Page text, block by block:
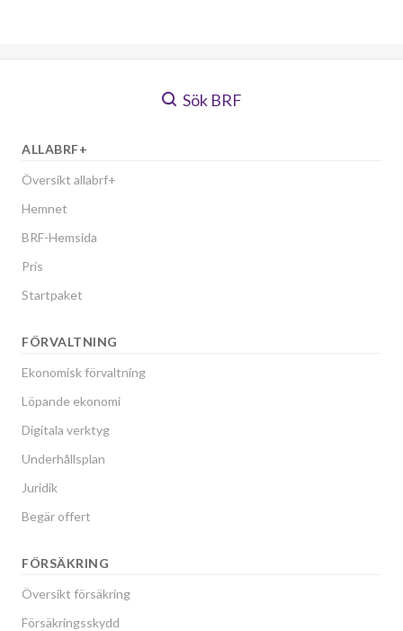
Sök BRF
ALLABRF+
Översikt allabrf+
Hemnet
BRF-Hemsida
Pris
Startpaket
FÖRVALTNING
Ekonomisk förvaltning
Löpande ekonomi
Digitala verktyg
Underhållsplan
Juridik
Begär offert
FÖRSÄKRING
Översikt försäkring
Försäkringsskydd